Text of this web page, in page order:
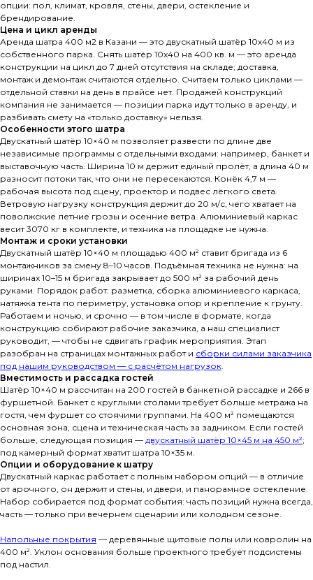
опции: пол, климат, кровля, стены, двери, остекление и
брендирование.
Цена и цикл аренды
Аренда шатра 400 м2 в Казани — это двускатный шатёр 10х40 м из
собственного парка. Снять шатёр 10х40 на 400 кв. м — это аренда
конструкции на цикл до 7 дней отсутствия на складе; доставка,
монтаж и демонтаж считаются отдельно. Считаем только циклами —
отдельной ставки на день в прайсе нет. Продажей конструкций
компания не занимается — позиции парка идут только в аренду, и
разбивать смету на «только доставку» нельзя.
Особенности этого шатра
Двускатный шатёр 10×40 м позволяет развести по длине две
независимые программы с отдельными входами: например, банкет и
выставочную часть. Ширина 10 м держит единый пролёт, а длина 40 м
разносит потоки так, что они не пересекаются. Конёк 4,7 м —
рабочая высота под сцену, проектор и подвес лёгкого света.
Ветровую нагрузку конструкция держит до 20 м/с, чего хватает на
поволжские летние грозы и осенние ветра. Алюминиевый каркас
весит 3070 кг в комплекте, и техника на площадке не нужна.
Монтаж и сроки установки
Двускатный шатёр 10×40 м площадью 400 м² ставит бригада из 6
монтажников за смену 8–10 часов. Подъёмная техника не нужна: на
ширинах 10–15 м бригада закрывает до 500 м² за рабочий день
руками. Порядок работ: разметка, сборка алюминиевого каркаса,
натяжка тента по периметру, установка опор и крепление к грунту.
Работаем и ночью, и срочно — в том числе в формате, когда
конструкцию собирают рабочие заказчика, а наш специалист
руководит, — чтобы не сдвигать график мероприятия. Этап
разобран на страницах монтажных работ и сборки силами заказчика
под нашим руководством — с расчётом нагрузок.
Вместимость и рассадка гостей
Шатёр 10×40 м рассчитан на 200 гостей в банкетной рассадке и 266 в
фуршетной. Банкет с круглыми столами требует больше метража на
гостя, чем фуршет со стоячими группами. На 400 м² помещаются
основная зона, сцена и техническая часть за задником. Если гостей
больше, следующая позиция — двускатный шатёр 10×45 м на 450 м²;
под камерный формат хватит шатра 10×35 м.
Опции и оборудование к шатру
Двускатный каркас работает с полным набором опций — в отличие
от арочного, он держит и стены, и двери, и панорамное остекление.
Набор собирается под формат события: часть позиций нужна всегда,
часть — только при вечернем сценарии или холодном сезоне.
Напольные покрытия — деревянные щитовые полы или ковролин на
400 м². Уклон основания больше проектного требует подсистемы
под настил.